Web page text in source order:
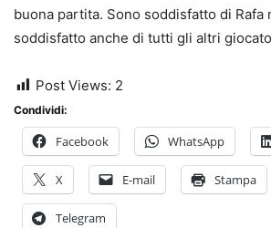
buona partita. Sono soddisfatto di Rafa
soddisfatto anche di tutti gli altri
Post Views: 2
Condividi:
Facebook WhatsApp
X E-mail Stampa
Telegram